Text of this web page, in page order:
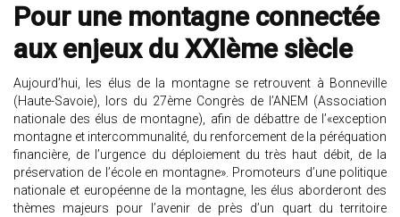
Pour une montagne connectée
aux enjeux du XXIème siècle
Aujourd’hui, les élus de la montagne se retrouvent à Bonneville
(Haute-Savoie), lors du 27ème Congrès de l’ANEM (Association
nationale des élus de montagne), afin de débattre de l’«exception
montagne et intercommunalité, du renforcement de la péréquation
financière, de l’urgence du déploiement du très haut débit, de la
préservation de l’école en montagne». Promoteurs d’une politique
nationale et européenne de la montagne, les élus aborderont des
thèmes majeurs pour l’avenir de près d’un quart du territoire